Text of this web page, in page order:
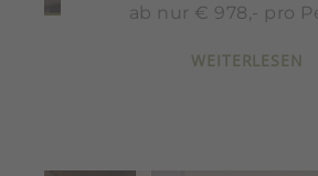
ab nur € 978,- pro
WEITERLESEN